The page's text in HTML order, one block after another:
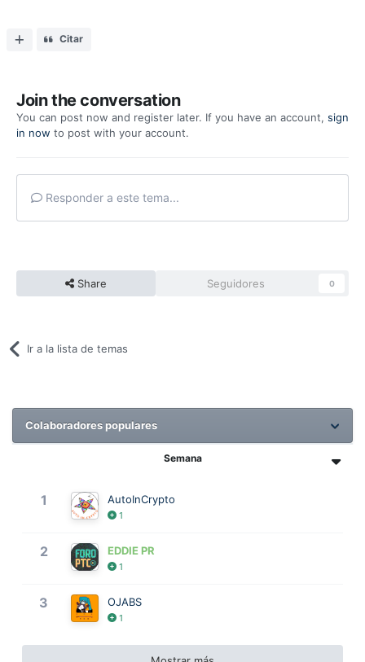
Citar
Join the conversation
You can post now and register later. If you have an account, sign
in now to post with your account.
Responder a este tema...
Share Seguidores 0
Ir a la lista de temas
Colaboradores populares
Semana
1 AutoInCrypto
1
2 EDDIE PR
1
3 OJABS
1